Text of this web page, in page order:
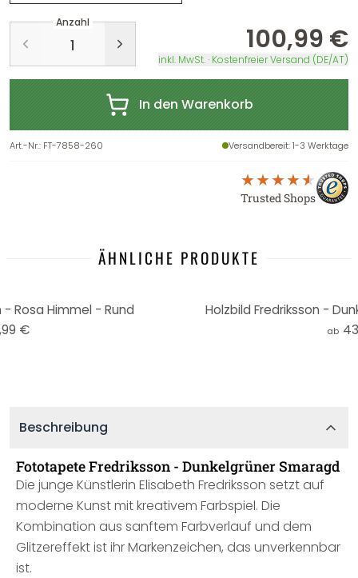
Anzahl
100,99 €
inkl. MwSt. · Kostenfreier Versand (DE/AT)
In den Warenkorb
Art.-Nr.: FT-7858-260 Versandbereit: 1-3 Werktage
Trusted Shops
ÄHNLICHE PRODUKTE
Rosa Himmel - Rund
€
Holzbild Fredriksson -
ab
Beschreibung
Fototapete Fredriksson - Dunkelgrüner Smaragd
Die junge Künstlerin Elisabeth Fredriksson setzt auf
moderne Kunst mit kreativem Farbspiel. Die
Kombination aus sanftem Farbverlauf und dem
Glitzereffekt ist ihr Markenzeichen, das unverkennbar
ist.